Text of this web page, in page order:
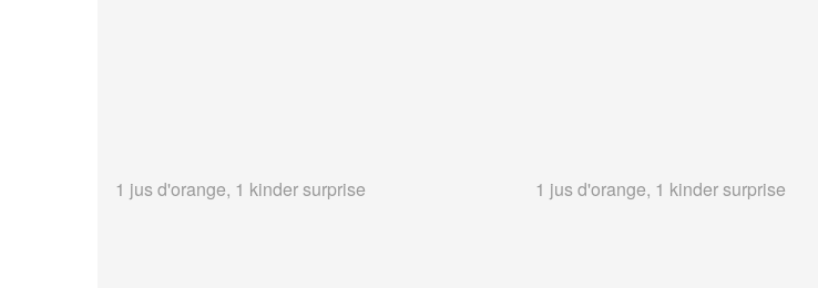
1 jus d'orange, 1 kinder surprise 1 jus d'orange, 1 kinder surprise